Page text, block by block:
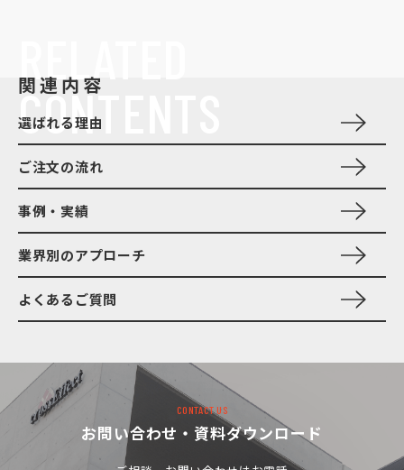
CONTENTS
関連内容
選ばれる理由
ご注文の流れ
事例・実績
業界別のアプローチ
よくあるご質問
CONTACT US
お問い合わせ・資料ダウンロード